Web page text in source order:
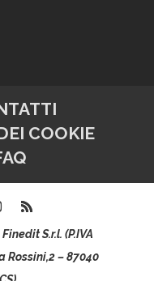
COOKIE
S.r.l. (P.IVA
Rossini,2 – 87040